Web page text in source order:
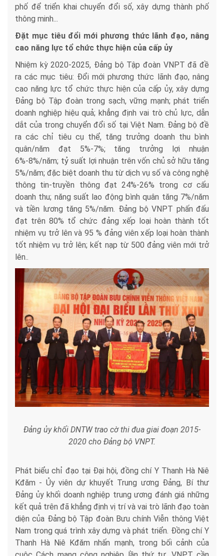
phố để triển khai chuyển đổi số, xây dựng thành phố
thông minh...
Đặt mục tiêu đổi mới phương thức lãnh đạo, nâng
cao năng lực tổ chức thực hiện của cấp ủy
Nhiệm kỳ 2020-2025, Đảng bộ Tập đoàn VNPT đã đề
ra các mục tiêu: Đổi mới phương thức lãnh đạo, nâng
cao năng lực tổ chức thực hiện của cấp ủy, xây dựng
Đảng bộ Tập đoàn trong sạch, vững mạnh; phát triển
doanh nghiệp hiệu quả; khẳng định vai trò chủ lực, dẫn
dắt của trong chuyển đổi số tại Việt Nam. Đảng bộ đề
ra các chỉ tiêu cụ thể, tăng trưởng doanh thu bình
quân/năm đạt 5%-7%; tăng trưởng lợi nhuận
6%-8%/năm; tỷ suất lợi nhuận trên vốn chủ sở hữu tăng
5%/năm; đặc biệt doanh thu từ dịch vụ số và công nghệ
thông tin-truyền thông đạt 24%-26% trong cơ cấu
doanh thu; năng suất lao động bình quân tăng 7%/năm
và tiền lương tăng 5%/năm. Đảng bộ VNPT phấn đấu
đạt trên 80% tổ chức đảng xếp loại hoàn thành tốt
nhiệm vụ trở lên và 95 % đảng viên xếp loại hoàn thành
tốt nhiệm vụ trở lên; kết nạp từ 500 đảng viên mới trở
lên..
Đảng ủy khối DNTW trao cờ thi đua giai đoạn 2015-
2020 cho Đảng bộ VNPT.
Phát biểu chỉ đạo tại Đại hội, đồng chí Y Thanh Hà Niê
Kđăm - Ủy viên dự khuyết Trung ương Đảng, Bí thư
Đảng ủy khối doanh nghiệp trung ương đánh giá những
kết quả trên đã khẳng định vị trí và vai trò lãnh đạo toàn
diện của Đảng bộ Tập đoàn Bưu chính Viễn thông Việt
Nam trong quá trình xây dựng và phát triển. Đồng chí Y
Thanh Hà Niê Kđăm nhấn mạnh, trong bối cảnh của